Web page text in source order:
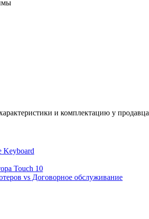
и комплектацию у продавца
Keyboard
Touch 10
vs Договорное обслуживание